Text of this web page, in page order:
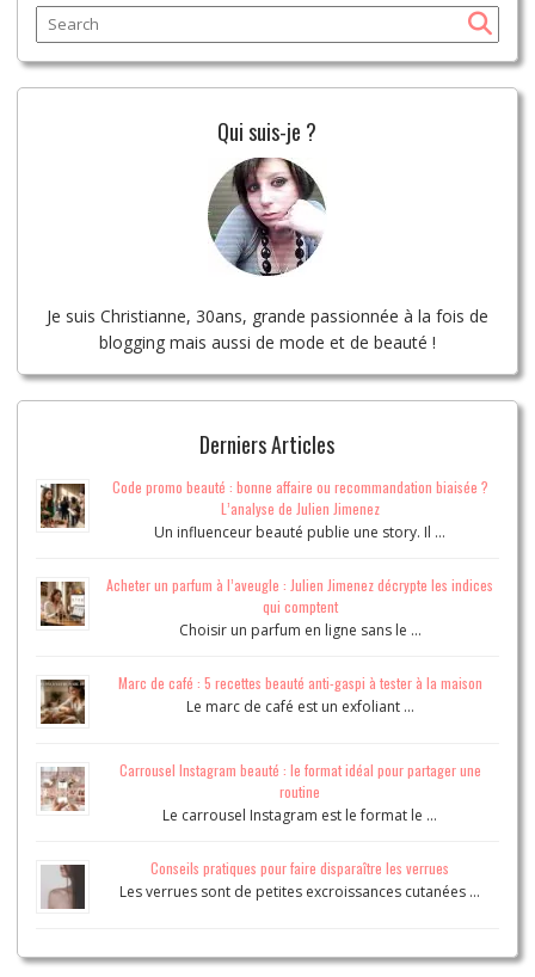
Qui suis-je ?
Je suis Christianne, 30ans, grande passionnée à la fois de
blogging mais aussi de mode et de beauté !
Derniers Articles
Code promo beauté : bonne affaire ou recommandation biaisée ?
L’analyse de Julien Jimenez
Un influenceur beauté publie une story. Il …
Acheter un parfum à l’aveugle : Julien Jimenez décrypte les indices
qui comptent
Choisir un parfum en ligne sans le …
Marc de café : 5 recettes beauté anti-gaspi à tester à la maison
Le marc de café est un exfoliant …
Carrousel Instagram beauté : le format idéal pour partager une
routine
Le carrousel Instagram est le format le …
Conseils pratiques pour faire disparaître les verrues
Les verrues sont de petites excroissances cutanées …